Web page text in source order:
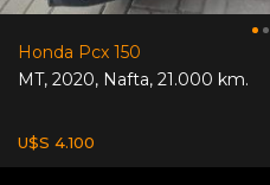
Honda Pcx 150
MT, 2020, Nafta, 21.000 km.
U$S 4.100